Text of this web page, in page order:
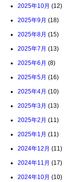
2025年10月 (12)
2025年9月 (18)
2025年8月 (15)
2025年7月 (13)
2025年6月 (8)
2025年5月 (16)
2025年4月 (10)
2025年3月 (13)
2025年2月 (11)
2025年1月 (11)
2024年12月 (11)
2024年11月 (17)
2024年10月 (10)